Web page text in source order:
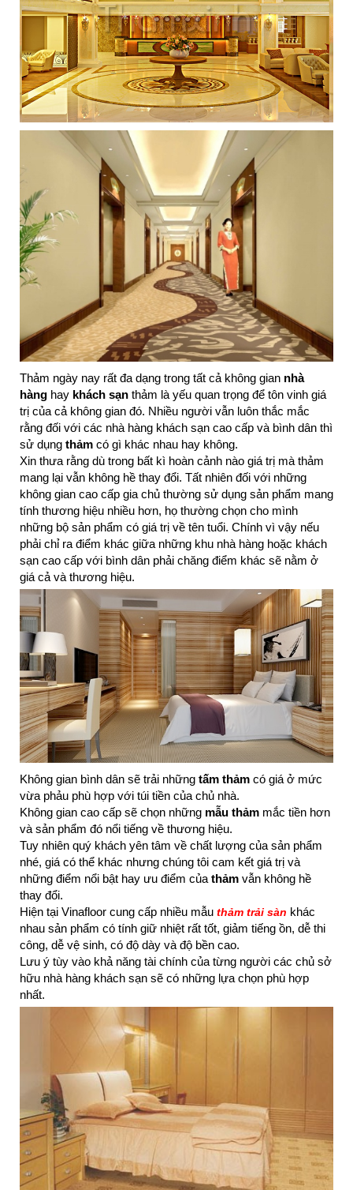
Thảm ngày nay rất đa dạng trong tất cả không gian nhà
hàng hay khách sạn thảm là yếu quan trọng để tôn vinh giá
trị của cả không gian đó. Nhiều người vẫn luôn thắc mắc
rằng đối với các nhà hàng khách sạn cao cấp và bình dân thì
sử dụng thảm có gì khác nhau hay không.
Xin thưa rằng dù trong bất kì hoàn cảnh nào giá trị mà thảm
mang lại vẫn không hề thay đổi. Tất nhiên đối với những
không gian cao cấp gia chủ thường sử dụng sản phẩm mang
tính thương hiệu nhiều hơn, họ thường chọn cho mình
những bộ sản phẩm có giá trị về tên tuổi. Chính vì vậy nếu
phải chỉ ra điểm khác giữa những khu nhà hàng hoặc khách
sạn cao cấp với bình dân phải chăng điểm khác sẽ nằm ở
giá cả và thương hiệu.
Không gian bình dân sẽ trải những tấm thảm có giá ở mức
vừa phảu phù hợp với túi tiền của chủ nhà.
Không gian cao cấp sẽ chọn những mẫu thảm mắc tiền hơn
và sản phẩm đó nổi tiếng về thương hiệu.
Tuy nhiên quý khách yên tâm về chất lượng của sản phẩm
nhé, giá có thể khác nhưng chúng tôi cam kết giá trị và
những điểm nổi bật hay ưu điểm của thảm vẫn không hề
thay đổi.
Hiện tại Vinafloor cung cấp nhiều mẫu thảm trải sàn khác
nhau sản phẩm có tính giữ nhiệt rất tốt, giảm tiếng ồn, dễ thi
công, dễ vệ sinh, có độ dày và độ bền cao.
Lưu ý tùy vào khả năng tài chính của từng người các chủ sở
hữu nhà hàng khách sạn sẽ có những lựa chọn phù hợp
nhất.